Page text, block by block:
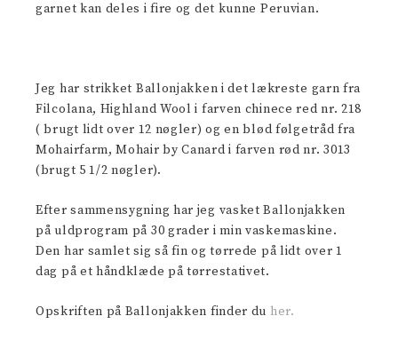
garnet kan deles i fire og det kunne Peruvian.
Jeg har strikket Ballonjakken i det lækreste garn fra
Filcolana, Highland Wool i farven chinece red nr. 218
( brugt lidt over 12 nøgler) og en blød følgetråd fra
Mohairfarm, Mohair by Canard i farven rød nr. 3013
(brugt 5 1/2 nøgler).
Efter sammensygning har jeg vasket Ballonjakken
på uldprogram på 30 grader i min vaskemaskine.
Den har samlet sig så fin og tørrede på lidt over 1
dag på et håndklæde på tørrestativet.
Opskriften på Ballonjakken finder du her.